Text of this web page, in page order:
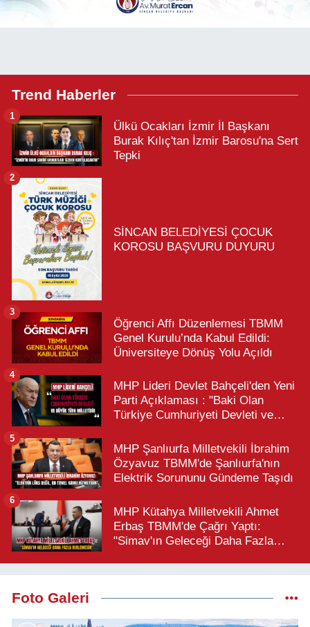
Trend Haberler
Ülkü Ocakları İzmir İl Başkanı
Burak Kılıç'tan İzmir Barosu'na Sert
Tepki
1
SİNCAN BELEDİYESİ ÇOCUK
KOROSU BAŞVURU DUYURU
2
Öğrenci Affı Düzenlemesi TBMM
Genel Kurulu’nda Kabul Edildi:
Üniversiteye Dönüş Yolu Açıldı
3
MHP Lideri Devlet Bahçeli'den Yeni
Parti Açıklaması : "Baki Olan
Türkiye Cumhuriyeti Devleti ve
4
MHP Şanlıurfa Milletvekili İbrahim
Özyavuz TBMM'de Şanlıurfa'nın
Elektrik Sorununu Gündeme Taşıdı
5
MHP Kütahya Milletvekili Ahmet
Erbaş TBMM'de Çağrı Yaptı:
"Simav'ın Geleceği Daha Fazla
6
Foto Galeri